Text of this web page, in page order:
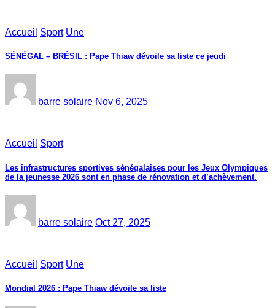
Accueil Sport Une
SÉNÉGAL – BRÉSIL : Pape Thiaw dévoile sa liste ce jeudi
barre solaire Nov 6, 2025
Accueil Sport
Les infrastructures sportives sénégalaises pour les Jeux Olympiques
de la jeunesse 2026 sont en phase de rénovation et d’achèvement.
barre solaire Oct 27, 2025
Accueil Sport Une
Mondial 2026 : Pape Thiaw dévoile sa liste